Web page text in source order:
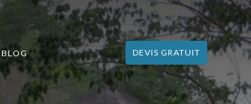
BLOG DEVIS GRATUIT